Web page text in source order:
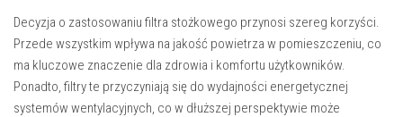
Decyzja o zastosowaniu filtra stożkowego przynosi szereg korzyści.
Przede wszystkim wpływa na jakość powietrza w pomieszczeniu, co
ma kluczowe znaczenie dla zdrowia i komfortu użytkowników.
Ponadto, filtry te przyczyniają się do wydajności energetycznej
systemów wentylacyjnych, co w dłuższej perspektywie może